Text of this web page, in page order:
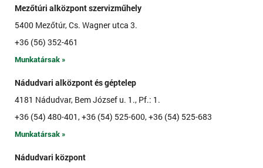
Mezőtúri alközpont szervizműhely
5400 Mezőtúr, Cs. Wagner utca 3.
+36 (56) 352-461
Munkatársak »
Nádudvari alközpont és géptelep
4181 Nádudvar, Bem József u. 1., Pf.: 1.
+36 (54) 480-401, +36 (54) 525-600, +36 (54) 525-683
Munkatársak »
Nádudvari központ